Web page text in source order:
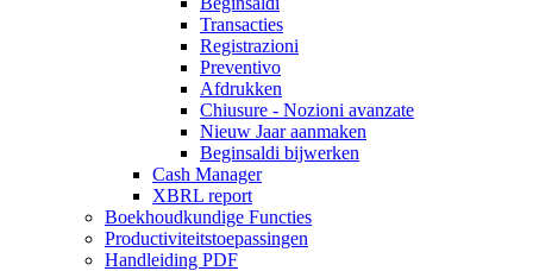
Transacties
Registrazioni
Preventivo
Afdrukken
Chiusure - Nozioni avanzate
Nieuw Jaar aanmaken
Beginsaldi bijwerken
Cash Manager
XBRL report
Boekhoudkundige Functies
Productiviteitstoepassingen
Handleiding PDF